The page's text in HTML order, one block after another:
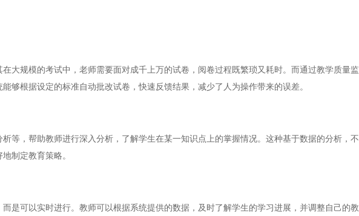
规模的考试中，老师需要面对成千上万的试卷，阅卷过程既繁琐又耗时。而通过教学质量监
够根据设定的标准自动批改试卷，快速反馈结果，减少了人为操作带来的误差。
，帮助教师进行深入分析，了解学生在某一知识点上的掌握情况。这种基于数据的分析，不
制定教育策略。
可以实时进行。教师可以根据系统提供的数据，及时了解学生的学习进展，并调整自己的教